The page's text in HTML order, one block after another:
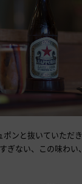
ンと抜いていただ
ぎない、この味わい